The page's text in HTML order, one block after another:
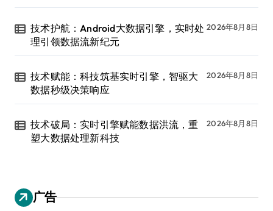
技术护航：Android大数据引擎，实时处
理引领数据流新纪元
2026年8月8日
技术赋能：科技筑基实时引擎，智驱大
数据秒级决策响应
2026年8月8日
技术破局：实时引擎赋能数据洪流，重
塑大数据处理新科技
2026年8月8日
广告